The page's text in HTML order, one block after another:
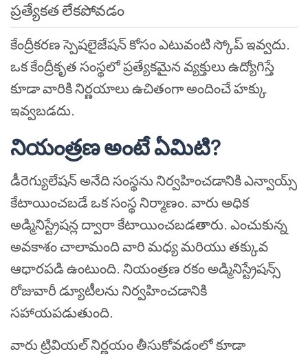
ప్రత్యేకత లేకపోవడం
కేంద్రీకరణ స్పెషలైజేషన్ కోసం ఎటువంటి స్కోప్ ఇవ్వదు.
ఒక కేంద్రీకృత సంస్థలో ప్రత్యేకమైన వ్యక్తులు ఉద్యోగిస్తే
కూడా వారికి నిర్ణయాలు ఉచితంగా అందించే హక్కు
ఇవ్వబడదు.
నియంత్రణ అంటే ఏమిటి?
డీరెగ్యులేషన్ అనేది సంస్థను నిర్వహించడానికి ఎన్వాయ్స్
కేటాయించబడే ఒక సంస్థ నిర్మాణం. వారు అధిక
అడ్మినిస్ట్రేషన్ల ద్వారా కేటాయించబడతారు. ఎంచుకున్న
అవకాశం చాలామంది వారి మధ్య మరియు తక్కువ
ఆధారపడి ఉంటుంది. నియంత్రణ రకం అడ్మినిస్ట్రేషన్స్
రోజువారీ డ్యూటీలను నిర్వహించడానికి
సహాయపడుతుంది.
వారు ట్రివియల్ నిర్ణయం తీసుకోవడంలో కూడా